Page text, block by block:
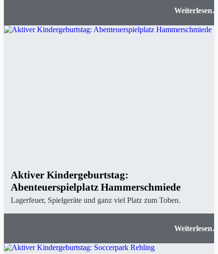
FunPark in
Aktiver Kindergeburtstag:
Abenteuerspielplatz Hammerschmiede
Lagerfeuer, Spielgeräte und ganz viel Platz zum Toben.